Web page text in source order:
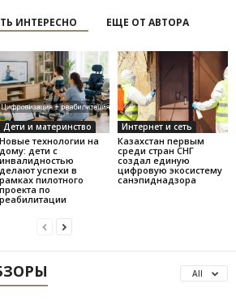
ИНТЕРЕСНО ЕЩЕ ОТ АВТОРА
Дети и материнство
Новые технологии на
дому: дети с
инвалидностью
делают успехи в
рамках пилотного
проекта по
реабилитации
Интернет и сеть
Казахстан первым
среди стран СНГ
создал единую
цифровую экосистему
санэпиднадзора
All